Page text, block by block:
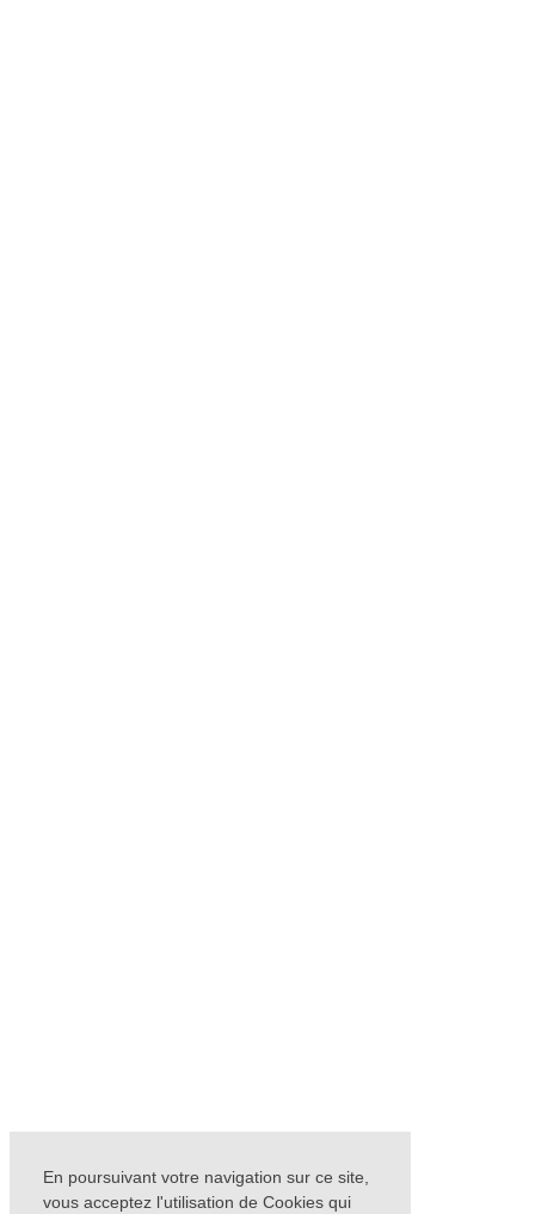
En poursuivant votre navigation sur ce site,
vous acceptez l'utilisation de Cookies qui